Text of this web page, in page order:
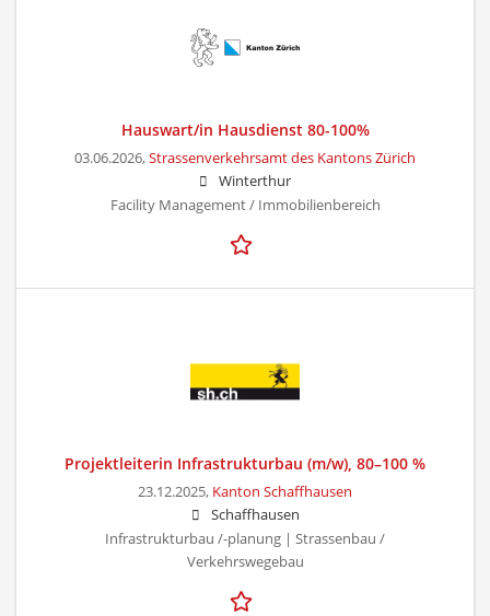
Hauswart/in Hausdienst 80-100%
03.06.2026,Strassenverkehrsamt des Kantons Zürich
Winterthur
Facility Management / Immobilienbereich
Projektleiterin Infrastrukturbau (m/w), 80–100 %
23.12.2025, Kanton Schaffhausen
Schaffhausen
Infrastrukturbau /-planung | Strassenbau /
Verkehrswegebau